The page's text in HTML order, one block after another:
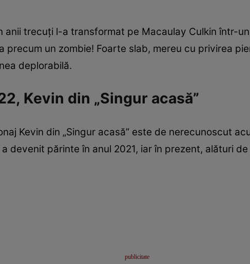
trecuți l-a transformat pe Macaulay Culkin într-un
precum un zombie! Foarte slab, mereu cu privirea
deplorabilă.
Kevin din „Singur acasă”
Kevin din „Singur acasă” este de nerecunoscut
devenit părinte în anul 2021, iar în prezent, alături